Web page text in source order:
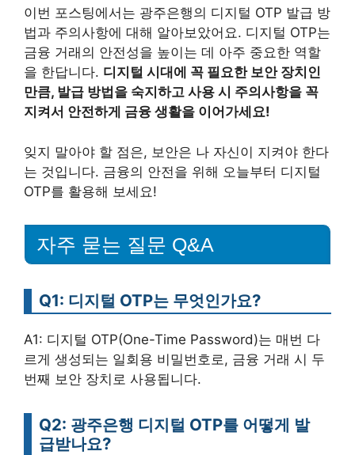
이번 포스팅에서는 광주은행의 디지털 OTP 발급 방
법과 주의사항에 대해 알아보았어요. 디지털 OTP는
금융 거래의 안전성을 높이는 데 아주 중요한 역할
을 한답니다. 디지털 시대에 꼭 필요한 보안 장치인
만큼, 발급 방법을 숙지하고 사용 시 주의사항을 꼭
지켜서 안전하게 금융 생활을 이어가세요!
잊지 말아야 할 점은, 보안은 나 자신이 지켜야 한다
는 것입니다. 금융의 안전을 위해 오늘부터 디지털
OTP를 활용해 보세요!
자주 묻는 질문 Q&A
Q1: 디지털 OTP는 무엇인가요?
A1: 디지털 OTP(One-Time Password)는 매번 다
르게 생성되는 일회용 비밀번호로, 금융 거래 시 두
번째 보안 장치로 사용됩니다.
Q2: 광주은행 디지털 OTP를 어떻게 발
급받나요?